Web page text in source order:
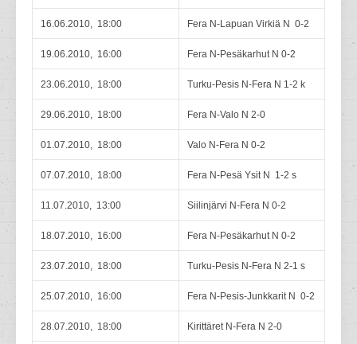
16.06.2010, 18:00 Fera N-Lapuan Virkiä N 0-2
19.06.2010, 16:00 Fera N-Pesäkarhut N 0-2
23.06.2010, 18:00 Turku-Pesis N-Fera N 1-2 k
29.06.2010, 18:00 Fera N-Valo N 2-0
01.07.2010, 18:00 Valo N-Fera N 0-2
07.07.2010, 18:00 Fera N-Pesä Ysit N 1-2 s
11.07.2010, 13:00 Siilinjärvi N-Fera N 0-2
18.07.2010, 16:00 Fera N-Pesäkarhut N 0-2
23.07.2010, 18:00 Turku-Pesis N-Fera N 2-1 s
25.07.2010, 16:00 Fera N-Pesis-Junkkarit N 0-2
28.07.2010, 18:00 Kirittäret N-Fera N 2-0